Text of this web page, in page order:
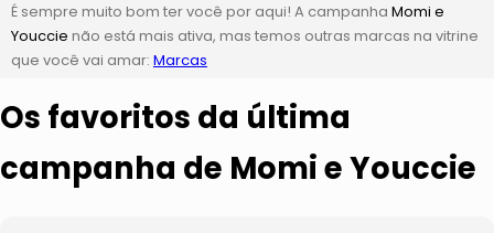
É sempre muito bom ter você por aqui! A campanha Momi e
Youccie não está mais ativa, mas temos outras marcas na vitrine
que você vai amar: Marcas
Os favoritos da última
campanha de Momi e Youccie